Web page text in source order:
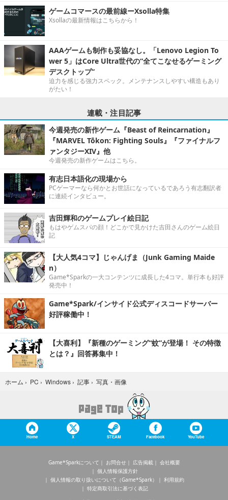
ゲームコマースの最前線ーXsolla特集
Xsollaの最新情報はこちらから！
AAAゲームも制作も妥協なし。「Lenovo Legion To
wer 5」はCore Ultra世代の“全てこなせるゲーミング
デスクトップ”
迫力を感じる強力スペック。メンテナンスしやすい構造もあり
がたい！
連載・注目記事
今週発売の新作ゲーム『Beast of Reincarnation』
『MARVEL Tōkon: Fighting Souls』『ファイナルフ
ァンタジーXIV』他
今週発売の新作ゲームはこちら。
有志日本語化の現場から
PCゲーマーなら何かとお世話になっているであろう有志翻訳者
に連続インタビュー。
吉田輝和のゲームプレイ絵日記
もはやゲムスパの顔！どこかで見かけた吉田さんのゲーム絵日
記
【大人気4コマ】じゃんげま（Junk Gaming Maide
n）
Game*Sparkの一大コンテンツに成長した4コマ。単行本も好評
発売中！
Game*Spark/インサイド公式ディスコードサーバー
好評稼働中！
【大喜利】『新種のゲーミング“蚊”が登場！ その特徴
とは？』回答募集中！
ホーム › PC › Windows › 記事 › 写真・画像
Home X STEAM Facebook YouTube
Game*Sparkについて お問合せ 広告掲載
会社概要
個人情報保護方針
個人情報の取り扱いについて（Game*Spark）
利用規約
特定商取引法に基づく表記